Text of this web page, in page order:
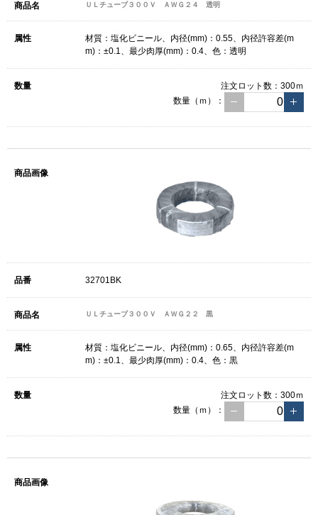
ＵＬチューブ３００Ｖ ＡＷＧ２４ 透明
材質：塩化ビニール、内径(mm)：0.55、内径許容差(m
m)：±0.1、最少肉厚(mm)：0.4、色：透明
注文ロット数： 300ｍ
数量（ｍ）：
32701BK
ＵＬチューブ３００Ｖ ＡＷＧ２２ 黒
材質：塩化ビニール、内径(mm)：0.65、内径許容差(m
m)：±0.1、最少肉厚(mm)：0.4、色：黒
注文ロット数： 300ｍ
数量（ｍ）：